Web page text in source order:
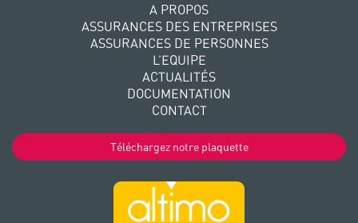
A PROPOS
ASSURANCES DES ENTREPRISES
ASSURANCES DE PERSONNES
L’EQUIPE
ACTUALITÉS
DOCUMENTATION
CONTACT
Téléchargez notre plaquette